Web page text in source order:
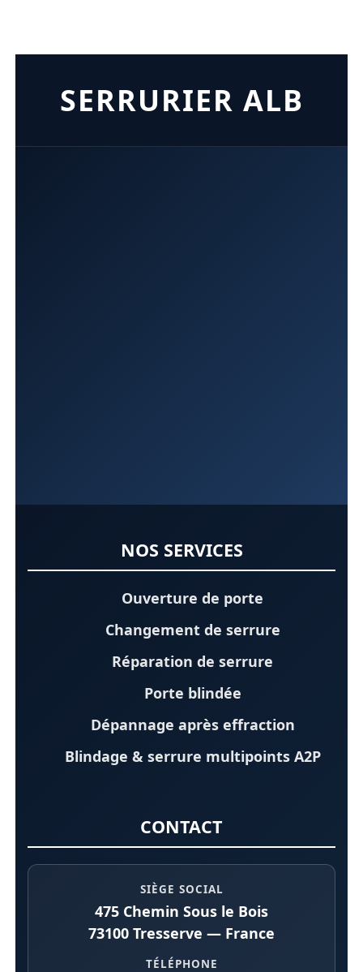
SERRURIER ALB
NOS SERVICES
Ouverture de porte
Changement de serrure
Réparation de serrure
Porte blindée
Dépannage après effraction
Blindage & serrure multipoints A2P
CONTACT
SIÈGE SOCIAL
475 Chemin Sous le Bois
73100 Tresserve — France
TÉLÉPHONE